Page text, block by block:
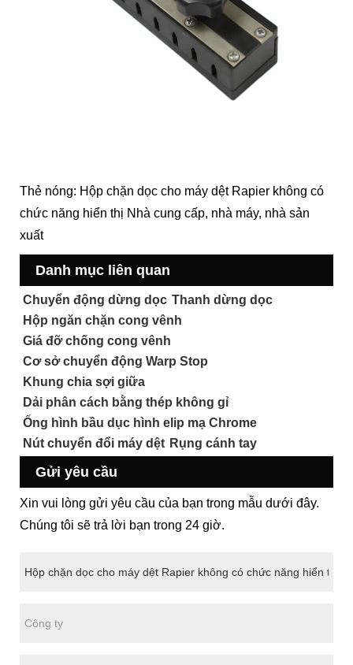
Thẻ nóng: Hộp chặn dọc cho máy dệt Rapier không có
chức năng hiển thị Nhà cung cấp, nhà máy, nhà sản
xuất
Danh mục liên quan
Chuyển động dừng dọc Thanh dừng dọc
Hộp ngăn chặn cong vênh
Giá đỡ chống cong vênh
Cơ sở chuyển động Warp Stop
Khung chia sợi giữa
Dải phân cách bằng thép không gỉ
Ống hình bầu dục hình elip mạ Chrome
Nút chuyển đổi máy dệt Rụng cánh tay
Gửi yêu cầu
Xin vui lòng gửi yêu cầu của bạn trong mẫu dưới đây.
Chúng tôi sẽ trả lời bạn trong 24 giờ.